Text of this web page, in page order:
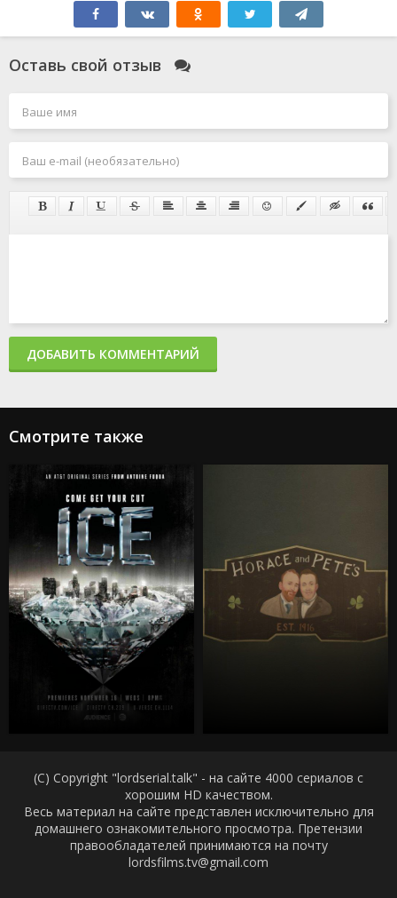
Оставь свой отзыв
ДОБАВИТЬ КОММЕНТАРИЙ
Смотрите также
(C) Copyright "lordserial.talk" - на сайте 4000 сериалов с
хорошим HD качеством.
Весь материал на сайте представлен исключительно для
домашнего ознакомительного просмотра. Претензии
правообладателей принимаются на почту
lordsfilms.tv@gmail.com